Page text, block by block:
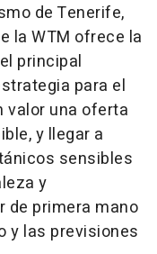
de Tenerife,
la WTM ofrece la
principal
para el
valor una oferta
y llegar a
sensibles
y
de primera mano
y las previsiones